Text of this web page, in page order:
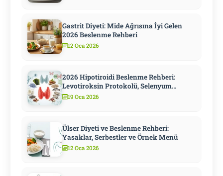
Gastrit Diyeti: Mide Ağrısına İyi Gelen
2026 Beslenme Rehberi
12 Oca 2026
2026 Hipotiroidi Beslenme Rehberi:
Levotiroksin Protokolü, Selenyum
Stratejisi ve Metabolizmayı Hızlandıran
10 Adım
19 Oca 2026
Ülser Diyeti ve Beslenme Rehberi:
Yasaklar, Serbestler ve Örnek Menü
12 Oca 2026